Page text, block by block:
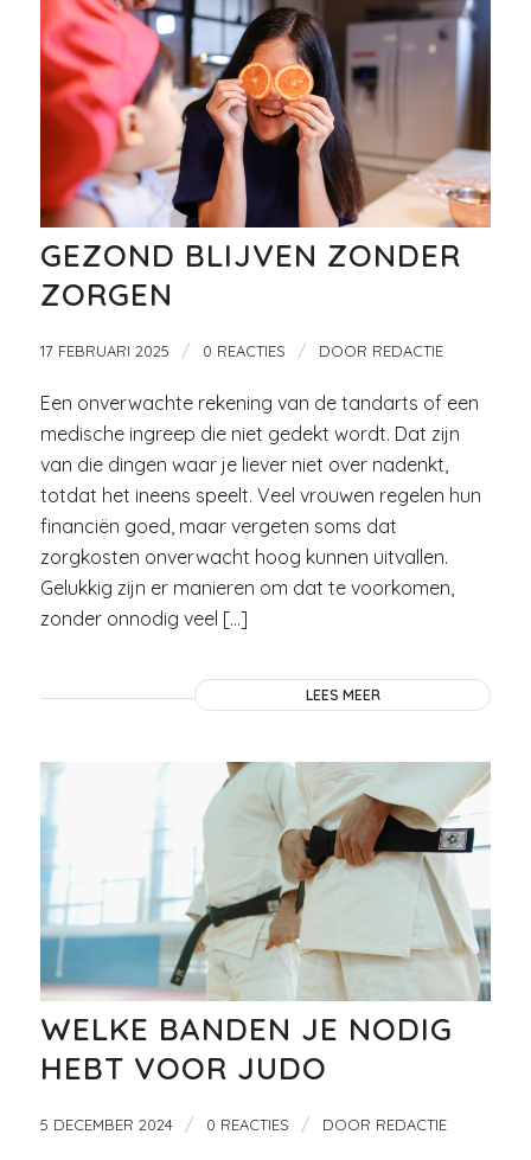
GEZOND BLIJVEN ZONDER
ZORGEN
17 FEBRUARI 2025 / 0 REACTIES / DOOR REDACTIE
Een onverwachte rekening van de tandarts of een
medische ingreep die niet gedekt wordt. Dat zijn
van die dingen waar je liever niet over nadenkt,
totdat het ineens speelt. Veel vrouwen regelen hun
financiën goed, maar vergeten soms dat
zorgkosten onverwacht hoog kunnen uitvallen.
Gelukkig zijn er manieren om dat te voorkomen,
zonder onnodig veel […]
LEES MEER
WELKE BANDEN JE NODIG
HEBT VOOR JUDO
5 DECEMBER 2024 / 0 REACTIES / DOOR REDACTIE